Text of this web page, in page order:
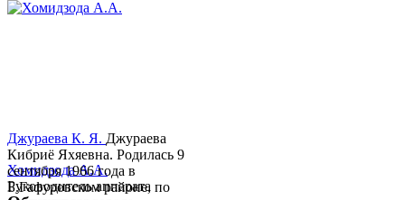
Хомидзода А.А.
Руководитель аппарата
Джураева К. Я. Джураева
Кибриё Яхяевна. Родилась 9
сентября 1966 года в
Б.Гафуровском районе, по